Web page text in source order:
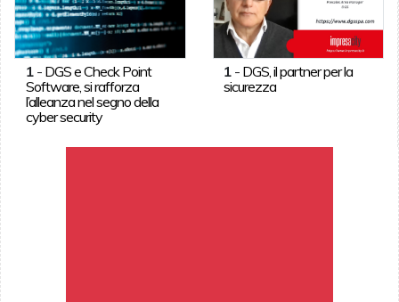
1- DGS e Check Point
Software, si rafforza
l’alleanza nel segno della
cyber security
1 - DGS, il partner per la
sicurezza